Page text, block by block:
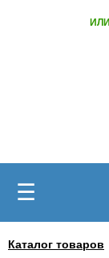
ИЛИ
☰
Каталог товаров